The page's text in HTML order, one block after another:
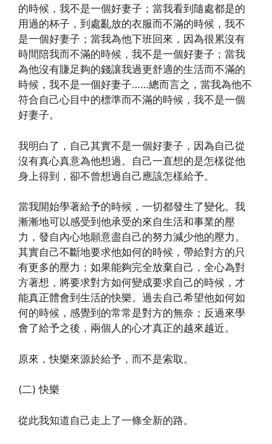
的時候，我不是一個好妻子；當我看到隨處都是的
用過的杯子，到處亂放的衣服而不滿的時候，我不
是一個好妻子；當我為他下班回來，因為很累沒有
時間陪我而不滿的時候，我不是一個好妻子；當我
為他沒有賺足夠的錢讓我過更舒適的生活而不滿的
時候，我不是一個好妻子……總而言之，當我為他不
符合自己心目中的標準而不滿的時候，我不是一個
好妻子。
我明白了，自己其實不是一個好妻子，因為自己從
沒有真心真意為他想過。自己一直想的是怎樣從他
身上得到，卻不曾想過自己應該怎樣給予。
當我開始學著給予的時候，一切都發生了變化。我
漸漸地可以感受到他承受的來自生活和事業的壓
力，發自內心地願意盡自己的努力減少他的壓力。
其實自己不斷地要求他如何的時候，帶給對方的只
有更多的壓力；如果能夠完全放棄自己，全心為對
方著想，將要求對方如何變成要求自己的時候，才
能真正體會到生活的快樂。過去自己希望他如何如
何的時候，感覺到的常常是對方的無奈；反過來學
會了給予之後，兩個人的心才真正的越來越近。
原來，快樂來源於給予，而不是索取。
(二) 快樂
從此我知道自己走上了一條全新的路。